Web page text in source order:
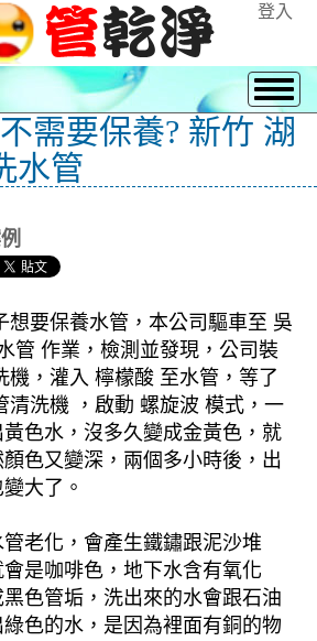
登入
需要保養? 新竹 湖
水管
想要保養水管，本公司驅車至 吳
管 作業，檢測並發現，公司裝
機，灌入 檸檬酸 至水管，等了
清洗機 ，啟動 螺旋波 模式，一
色水，沒多久變成金黃色，就
色又變深，兩個多小時後，出
大了。
老化，會產生鐵鏽跟泥沙堆
是咖啡色，地下水含有氧化
色管垢，洗出來的水會跟石油
色的水，是因為裡面有銅的物